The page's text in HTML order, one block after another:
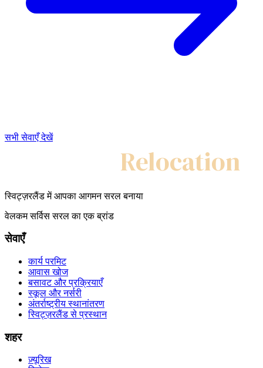
सभी सेवाएँ देखें
Relocation
स्विट्ज़रलैंड में आपका आगमन सरल बनाया
वेलकम सर्विस सरल का एक ब्रांड
सेवाएँ
कार्य परमिट
आवास खोज
बसावट और प्रक्रियाएँ
स्कूल और नर्सरी
अंतर्राष्ट्रीय स्थानांतरण
स्विट्ज़रलैंड से प्रस्थान
शहर
ज़्यूरिख